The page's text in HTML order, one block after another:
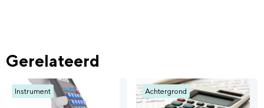
Gerelateerd
Instrument Achtergrond